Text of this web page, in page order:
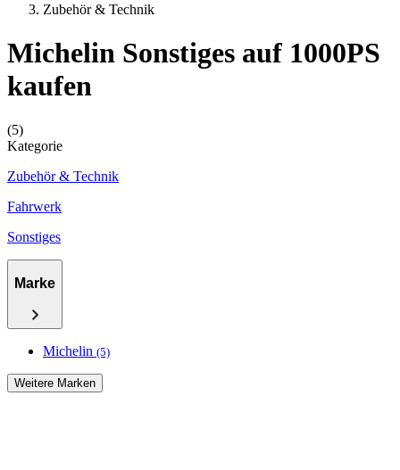
Zubehör & Technik
Michelin Sonstiges auf 1000PS
kaufen
(5)
Kategorie
Zubehör & Technik
Fahrwerk
Sonstiges
Marke
Michelin (5)
Weitere Marken